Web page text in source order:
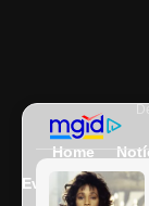
Home
Eventos